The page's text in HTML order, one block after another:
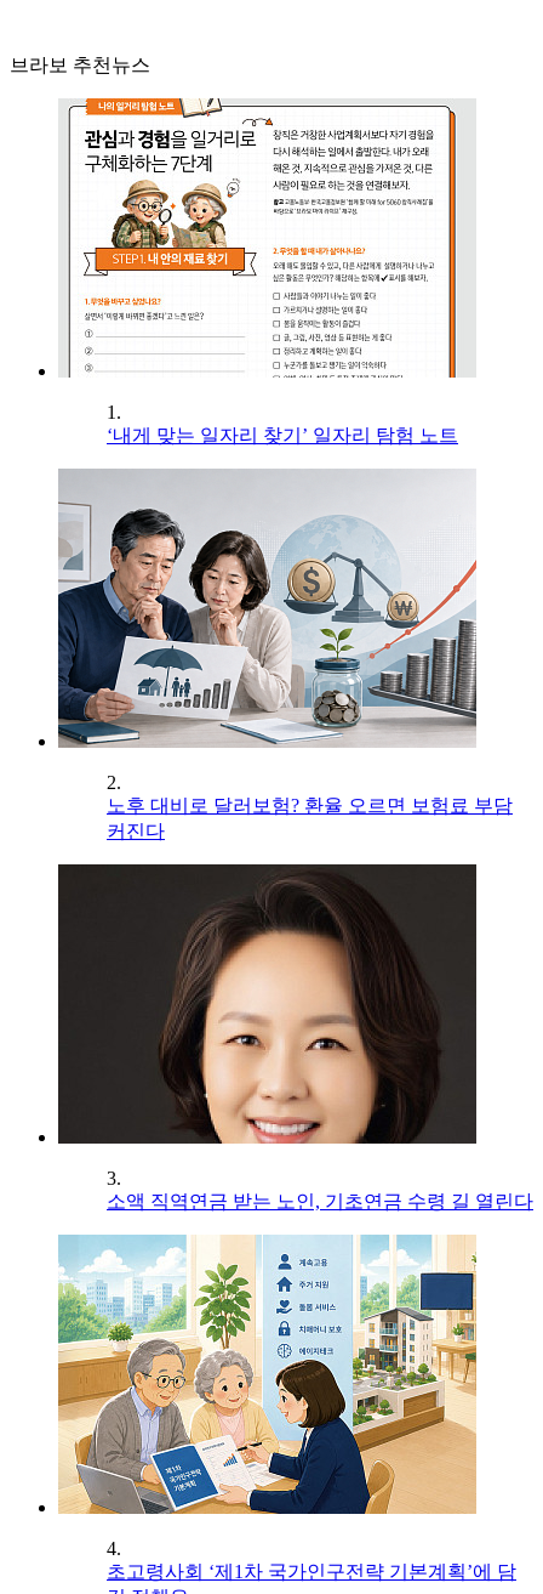
브라보 추천뉴스
1.
‘내게 맞는 일자리 찾기’ 일자리 탐험 노트
2.
노후 대비로 달러보험? 환율 오르면 보험료 부담
커진다
3.
소액 직역연금 받는 노인, 기초연금 수령 길 열린다
4.
초고령사회 ‘제1차 국가인구전략 기본계획’에 담